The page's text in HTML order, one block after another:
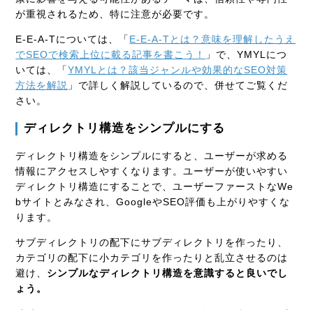
が重視されるため、特に注意が必要です。
E-E-A-Tについては、「 E-E-A-Tとは？意味を理解したうえ
でSEOで検索上位に載る記事を書こう！
」で、YMYLにつ
いては、「YMYLとは？該当ジャンルや効果的なSEO対策
方法を解説 」で詳しく解説しているので、併せてご覧くだ
さい。
ディレクトリ構造をシンプルにする
ディレクトリ構造をシンプルにすると、ユーザーが求める
情報にアクセスしやすくなります。ユーザーが使いやすい
ディレクトリ構造にすることで、ユーザーファーストなWe
bサイトとみなされ、GoogleやSEO評価も上がりやすくな
ります。
サブディレクトリの配下にサブディレクトリを作ったり、
カテゴリの配下に小カテゴリを作ったりと乱立させるのは
避け、 シンプルなディレクトリ構造を意識すると良いでし
ょう。